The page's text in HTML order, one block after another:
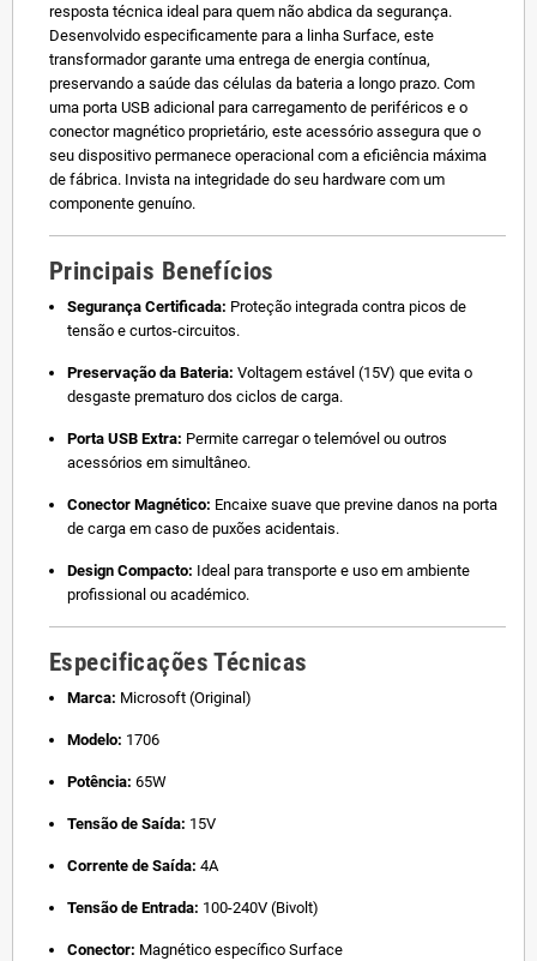
resposta técnica ideal para quem não abdica da segurança.
Desenvolvido especificamente para a linha Surface, este
transformador garante uma entrega de energia contínua,
preservando a saúde das células da bateria a longo prazo. Com
uma porta USB adicional para carregamento de periféricos e o
conector magnético proprietário, este acessório assegura que o
seu dispositivo permanece operacional com a eficiência máxima
de fábrica. Invista na integridade do seu hardware com um
componente genuíno.
Principais Benefícios
Segurança Certificada: Proteção integrada contra picos de
tensão e curtos-circuitos.
Preservação da Bateria: Voltagem estável (15V) que evita o
desgaste prematuro dos ciclos de carga.
Porta USB Extra: Permite carregar o telemóvel ou outros
acessórios em simultâneo.
Conector Magnético: Encaixe suave que previne danos na porta
de carga em caso de puxões acidentais.
Design Compacto: Ideal para transporte e uso em ambiente
profissional ou académico.
Especificações Técnicas
Marca: Microsoft (Original)
Modelo: 1706
Potência: 65W
Tensão de Saída: 15V
Corrente de Saída: 4A
Tensão de Entrada: 100-240V (Bivolt)
Conector: Magnético específico Surface